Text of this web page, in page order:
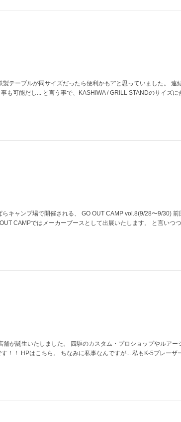
テーブルが同サイズだったら便利かも?"と思っていました。 連
も可能だし... と言う事で、KASHIWA / GRILL STANDのサイズに
キャンプ場で開催される、 GO OUT CAMP vol.8(9/28〜9/30) 前
CAMPではメーカーブースとして出展いたします。 と言いつ
が誕生いたしました。 四駆のカスタム・プロショップやルアー
！！ HPはこちら。 ちなみに私事なんですが... 私もK-5ブレーザ